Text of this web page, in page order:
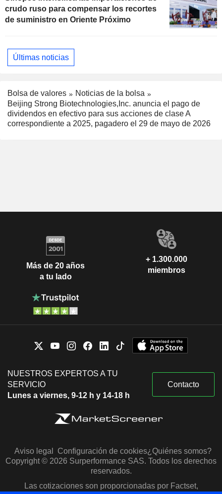
crudo ruso para compensar los recortes
de suministro en Oriente Próximo
Últimas noticias
Bolsa de valores
Noticias de la bolsa
Beijing Strong Biotechnologies,Inc. anuncia el pago de
dividendos en efectivo para sus acciones de clase A
correspondiente a 2025, pagadero el 29 de mayo de 2026
Más de 20 años
a tu lado
+ 1.300.000
miembros
NUESTROS EXPERTOS A TU
SERVICIO
Lunes a viernes, 9-12 h y 14-18 h
Contacto
Aviso legal Configuración de cookies¿Quiénes somos?
Copyright © 2026 Surperformance SAS. Todos los derechos
reservados.
Las cotizaciones son proporcionadas por Factset,